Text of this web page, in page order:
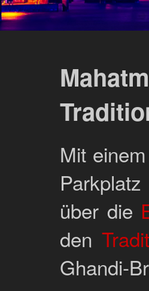
Mit
über die
den
Ghandi-